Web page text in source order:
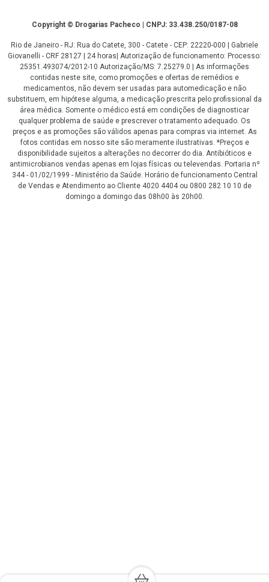
CopyrightCopyright © Drogarias Pacheco | CNPJ: 33.438.250/0187-08
Rio de Janeiro - RJ: Rua do Catete, 300 - Catete - CEP: 22220-000 | Gabriele
Giovanelli - CRF 28127 | 24 horas| Autorização de funcionamento: Processo:
25351.493074/2012-10 Autorização/MS: 7.25279.0 | As informações
contidas neste site, como promoções e ofertas de remédios e
medicamentos, não devem ser usadas para automedicação e não
substituem, em hipótese alguma, a medicação prescrita pelo profissional da
área médica. Somente o médico está em condições de diagnosticar
qualquer problema de saúde e prescrever o tratamento adequado. Os
preços e as promoções são válidos apenas para compras via internet. As
fotos contidas em nosso site são meramente ilustrativas. *Preços e
disponibilidade sujeitos a alterações no decorrer do dia. Antibióticos e
antimicrobianos vendas apenas em lojas físicas ou televendas. Portaria nº
344 - 01/02/1999 - Ministério da Saúde. Horário de funcionamento Central
de Vendas e Atendimento ao Cliente 4020 4404 ou 0800 282 10 10 de
domingo a domingo das 08h00 às 20h00.